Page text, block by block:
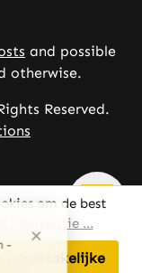
and possible
otherwise.
Reserved.
om de best
informatie ...
noodzakelijke